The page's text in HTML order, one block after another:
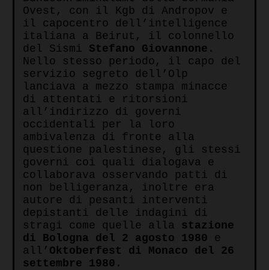
Ovest, con il Kgb di Andropov e
il capocentro dell’intelligence
italiana a Beirut, il colonnello
del Sismi Stefano Giovannone .
Nello stesso periodo, il capo del
servizio segreto dell’Olp
lanciava a mezzo stampa minacce
di attentati e ritorsioni
all’indirizzo di governi
occidentali per la loro
ambivalenza di fronte alla
questione palestinese, gli stessi
governi coi quali dialogava e
collaborava osservando patti di
non belligeranza, inoltre era
autore di pesanti interventi
depistanti delle indagini di
stragi come quelle alla stazione
di Bologna del 2 agosto 1980 e
all’ Oktoberfest di Monaco del 26
settembre 1980 .